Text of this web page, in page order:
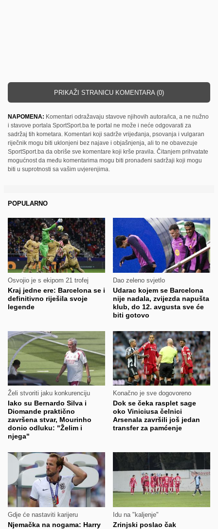
PRIKAŽI STRANICU KOMENTARA (0)
NAPOMENA: Komentari odražavaju stavove njihovih autora/ica, a ne nužno
i stavove portala SportSport.ba te portal ne može i neće odgovarati za
sadržaj tih kometara. Komentari koji sadrže vrijeđanja, psovanja i vulgaran
riječnik mogu biti uklonjeni bez najave i objašnjenja, ali to ne obavezuje
SportSport.ba da obriše sve komentare koji krše pravila. Čitanjem prihvatate
mogućnost da među komentarima mogu biti pronađeni sadržaji koji mogu
biti u suprotnosti sa vašim uvjerenjima.
POPULARNO
Osvojio je s ekipom 21 trofej
Kraj jedne ere: Barcelona se i
definitivno riješila svoje
legende
Dao zeleno svjetlo
Udarac kojem se Barcelona
nije nadala, zvijezda napušta
klub, do 12. avgusta sve će
biti gotovo
Želi stvoriti jaku konkurenciju
Iako su Bernardo Silva i
Diomande praktično
završena stvar, Mourinho
donio odluku: "Želim i
njega"
Konačno je sve dogovoreno
Dok se čeka rasplet sage
oko Viniciusa čelnici
Arsenala završili još jedan
transfer za pamćenje
Gdje će nastaviti karijeru
Njemačka na nogama: Harry
Idu na "kaljenje"
Zrinjski poslao čak